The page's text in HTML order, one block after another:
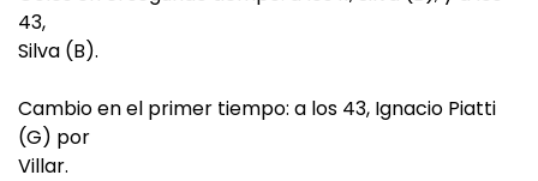
43,
Silva (B).
Cambio en el primer tiempo: a los 43, Ignacio Piatti
(G) por
Villar.